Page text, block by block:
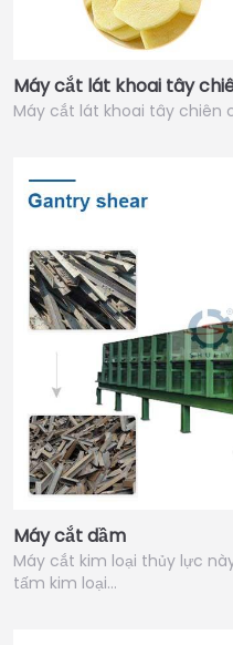
Máy cắt lát khoai tây
Máy cắt lát khoai tây chiên
Máy cắt dầm
Máy cắt kim loại thủy lực
tấm kim loại…